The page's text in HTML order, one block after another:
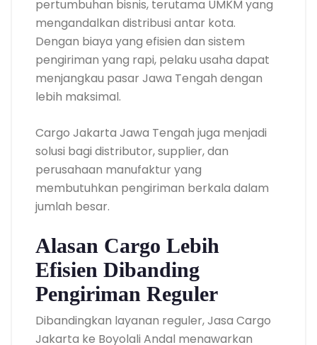
pertumbuhan bisnis, terutama UMKM yang
mengandalkan distribusi antar kota.
Dengan biaya yang efisien dan sistem
pengiriman yang rapi, pelaku usaha dapat
menjangkau pasar Jawa Tengah dengan
lebih maksimal.
Cargo Jakarta Jawa Tengah juga menjadi
solusi bagi distributor, supplier, dan
perusahaan manufaktur yang
membutuhkan pengiriman berkala dalam
jumlah besar.
Alasan Cargo Lebih
Efisien Dibanding
Pengiriman Reguler
Dibandingkan layanan reguler, Jasa Cargo
Jakarta ke Boyolali Andal menawarkan